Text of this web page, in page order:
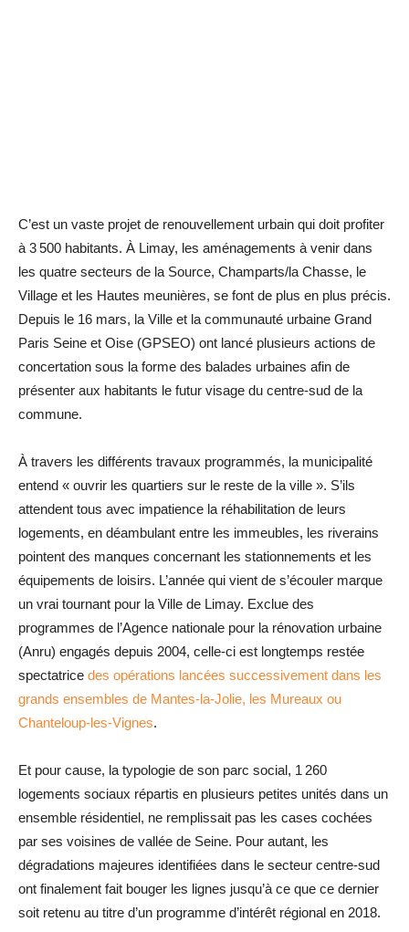
C’est un vaste projet de renouvellement urbain qui doit profiter
à 3 500 habitants. À Limay, les aménagements à venir dans
les quatre secteurs de la Source, Champarts/la Chasse, le
Village et les Hautes meunières, se font de plus en plus précis.
Depuis le 16 mars, la Ville et la communauté urbaine Grand
Paris Seine et Oise (GPSEO) ont lancé plusieurs actions de
concertation sous la forme des balades urbaines afin de
présenter aux habitants le futur visage du centre-sud de la
commune.
À travers les différents travaux programmés, la municipalité
entend « ouvrir les quartiers sur le reste de la ville ». S’ils
attendent tous avec impatience la réhabilitation de leurs
logements, en déambulant entre les immeubles, les riverains
pointent des manques concernant les stationnements et les
équipements de loisirs. L’année qui vient de s’écouler marque
un vrai tournant pour la Ville de Limay. Exclue des
programmes de l’Agence nationale pour la rénovation urbaine
(Anru) engagés depuis 2004, celle-ci est longtemps restée
spectatrice des opérations lancées successivement dans les
grands ensembles de Mantes-la-Jolie, les Mureaux ou
Chanteloup-les-Vignes.
Et pour cause, la typologie de son parc social, 1 260
logements sociaux répartis en plusieurs petites unités dans un
ensemble résidentiel, ne remplissait pas les cases cochées
par ses voisines de vallée de Seine. Pour autant, les
dégradations majeures identifiées dans le secteur centre-sud
ont finalement fait bouger les lignes jusqu’à ce que ce dernier
soit retenu au titre d’un programme d’intérêt régional en 2018.